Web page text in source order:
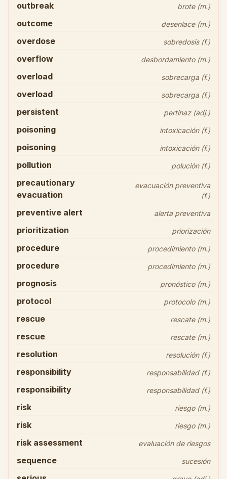
outbreak brote (m.)
outcome desenlace (m.)
overdose sobredosis (f.)
overflow desbordamiento (m.)
overload sobrecarga (f.)
overload sobrecarga (f.)
persistent pertinaz (adj.)
poisoning intoxicación (f.)
poisoning intoxicación (f.)
pollution polución (f.)
precautionary
evacuation
evacuación preventiva
(f.)
preventive alert alerta preventiva
prioritization priorización
procedure procedimiento (m.)
procedure procedimiento (m.)
prognosis pronóstico (m.)
protocol protocolo (m.)
rescue rescate (m.)
rescue rescate (m.)
resolution resolución (f.)
responsibility responsabilidad (f.)
responsibility responsabilidad (f.)
risk riesgo (m.)
risk riesgo (m.)
risk assessment evaluación de riesgos
sequence sucesión